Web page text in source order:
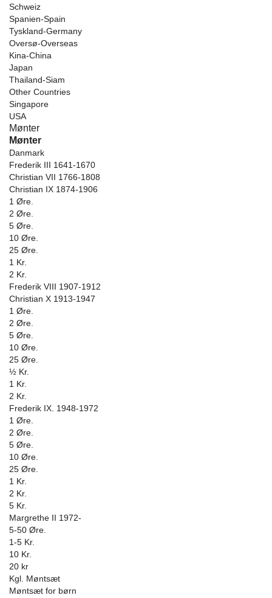
Schweiz
Spanien-Spain
Tyskland-Germany
Oversø-Overseas
Kina-China
Japan
Thailand-Siam
Other Countries
Singapore
USA
Mønter
Mønter
Danmark
Frederik III 1641-1670
Christian VII 1766-1808
Christian IX 1874-1906
1 Øre.
2 Øre.
5 Øre.
10 Øre.
25 Øre.
1 Kr.
2 Kr.
Frederik VIII 1907-1912
Christian X 1913-1947
1 Øre.
2 Øre.
5 Øre.
10 Øre.
25 Øre.
½ Kr.
1 Kr.
2 Kr.
Frederik IX. 1948-1972
1 Øre.
2 Øre.
5 Øre.
10 Øre.
25 Øre.
1 Kr.
2 Kr.
5 Kr.
Margrethe II 1972-
5-50 Øre.
1-5 Kr.
10 Kr.
20 kr
Kgl. Møntsæt
Møntsæt for børn